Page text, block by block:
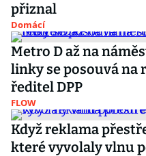
přiznal
Domácí
Metro D až na
linky se posouvá na
ředitel DPP
FLOW
Když reklama
které vyvolaly vlnu